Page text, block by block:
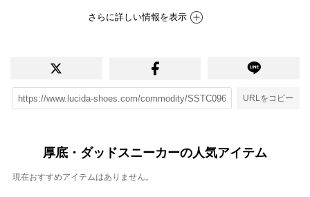
さらに詳しい情報を表示
URLをコピー
厚底・ダッドスニーカーの人気アイテム
現在おすすめアイテムはありません。